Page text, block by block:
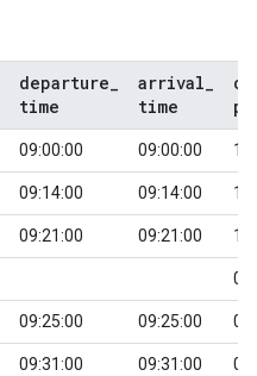
departure
time
arrival
time
09:00:00 09:00:00 1
09:14:00 09:14:00 1
09:21:00 09:21:00 1
0
09:25:00 09:25:00 0
09:31:00 09:31:00 0